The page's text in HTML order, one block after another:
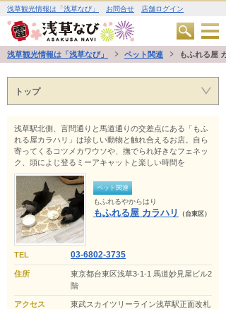
浅草観光情報は「浅草なび」 お問合せ 店舗ログイン
浅草観光情報は「浅草なび」 ペット関連 もふれる屋
トップ
浅草駅北側、言問通りと馬道通りの交差点にある「もふ
れる屋カラハリ」は珍しい動物と触れ合えるお店。自ら
寄ってくるコツメカワウソや、撫でられ好きなフェネッ
ク、頭によじ登るミーアキャットと楽しい時間を
ペット関連
もふれるやからはり
もふれる屋 カラハリ （台東区）
TEL 03-6802-3735
住所
東京都台東区浅草3-1-1 馬道妙見屋ビル2
階
アクセス
東武スカイツリーライン浅草駅正面改札